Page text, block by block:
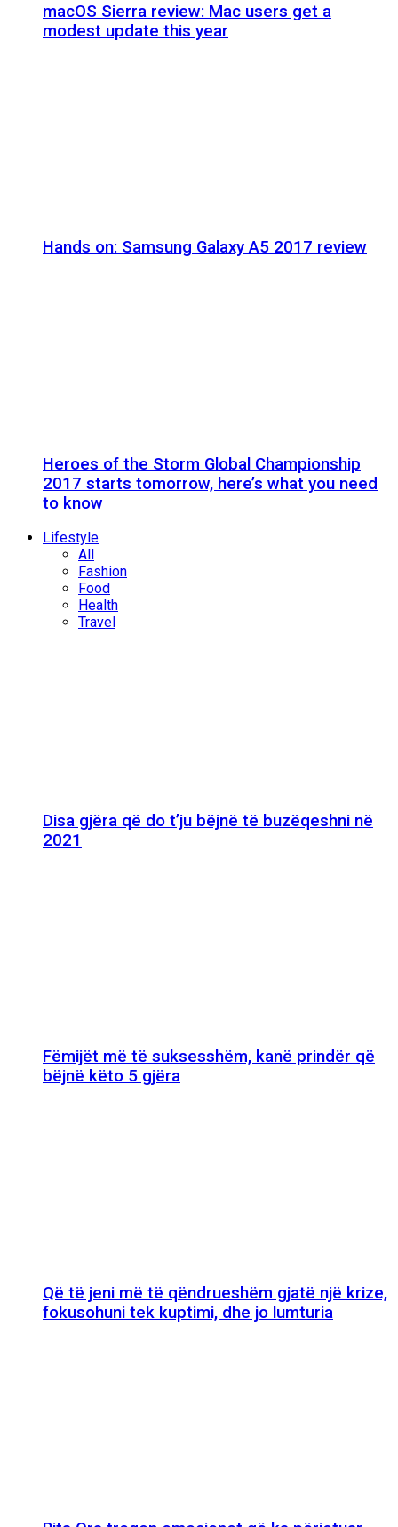
macOS Sierra review: Mac users get a
modest update this year
Hands on: Samsung Galaxy A5 2017 review
Heroes of the Storm Global Championship
2017 starts tomorrow, here’s what you need
to know
Lifestyle
All
Fashion
Food
Health
Travel
Disa gjëra që do t’ju bëjnë të buzëqeshni në
2021
Fëmijët më të suksesshëm, kanë prindër që
bëjnë këto 5 gjëra
Që të jeni më të qëndrueshëm gjatë një krize,
fokusohuni tek kuptimi, dhe jo lumturia